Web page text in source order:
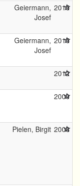
Geiermann,
Josef
2015
Geiermann,
Josef
2015
2012
2009
Pielen, Birgit 2008